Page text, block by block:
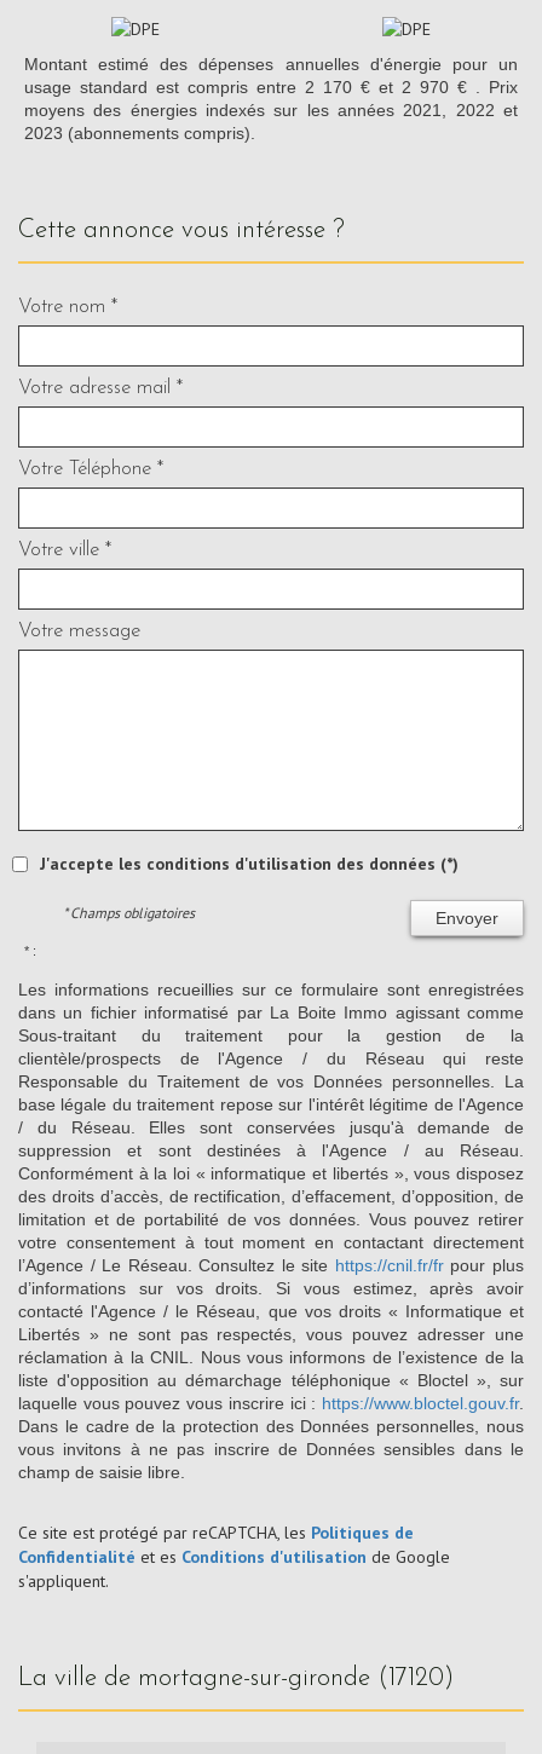
Montant estimé des dépenses annuelles d'énergie pour un
usage standard est compris entre 2 170 € et 2 970 € . Prix
moyens des énergies indexés sur les années 2021, 2022 et
2023 (abonnements compris).
cette annonce vous intéresse ?
Votre nom *
Votre adresse mail *
Votre Téléphone *
Votre ville *
Votre message
J'accepte les conditions d'utilisation des données (*)
Envoyer
* Champs obligatoires
* :
Les informations recueillies sur ce formulaire sont enregistrées
dans un fichier informatisé par La Boite Immo agissant comme
Sous-traitant du traitement pour la gestion de la
clientèle/prospects de l'Agence / du Réseau qui reste
Responsable du Traitement de vos Données personnelles. La
base légale du traitement repose sur l'intérêt légitime de l'Agence
/ du Réseau. Elles sont conservées jusqu'à demande de
suppression et sont destinées à l'Agence / au Réseau.
Conformément à la loi « informatique et libertés », vous disposez
des droits d’accès, de rectification, d’effacement, d’opposition, de
limitation et de portabilité de vos données. Vous pouvez retirer
votre consentement à tout moment en contactant directement
l’Agence / Le Réseau. Consultez le site https://cnil.fr/frpour plus
d’informations sur vos droits. Si vous estimez, après avoir
contacté l'Agence / le Réseau, que vos droits « Informatique et
Libertés » ne sont pas respectés, vous pouvez adresser une
réclamation à la CNIL. Nous vous informons de l’existence de la
liste d'opposition au démarchage téléphonique « Bloctel », sur
laquelle vous pouvez vous inscrire ici : https://www.bloctel.gouv.fr.
Dans le cadre de la protection des Données personnelles, nous
vous invitons à ne pas inscrire de Données sensibles dans le
champ de saisie libre.
Ce site est protégé par reCAPTCHA, les Politiques de
Confidentialité et es Conditions d'utilisation de Google
s'appliquent.
la ville de mortagne-sur-gironde (17120)